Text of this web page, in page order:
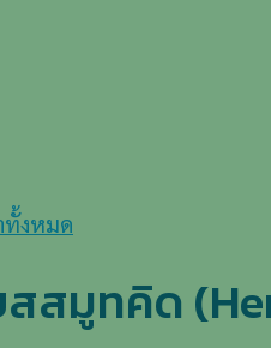
งหมด
สสมูทคิด